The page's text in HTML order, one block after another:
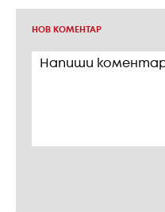
НОВ КОМЕНТАР